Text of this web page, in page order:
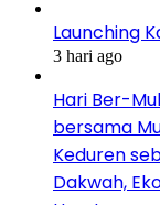
Launching
3 hari ago
Hari Ber-
bersama
Keduren
Dakwah,